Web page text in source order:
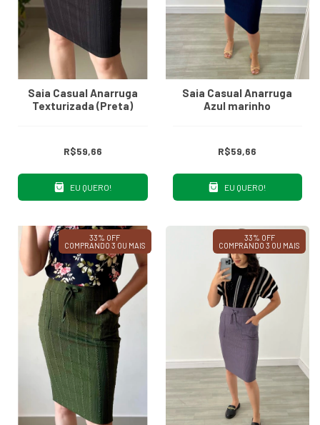
Saia Casual Anarruga
Texturizada (Preta)
R$59,66
EU QUERO!
Saia Casual Anarruga
Azul marinho
R$59,66
EU QUERO!
33% OFF
COMPRANDO 3 OU MAIS
33% OFF
COMPRANDO 3 OU MAIS